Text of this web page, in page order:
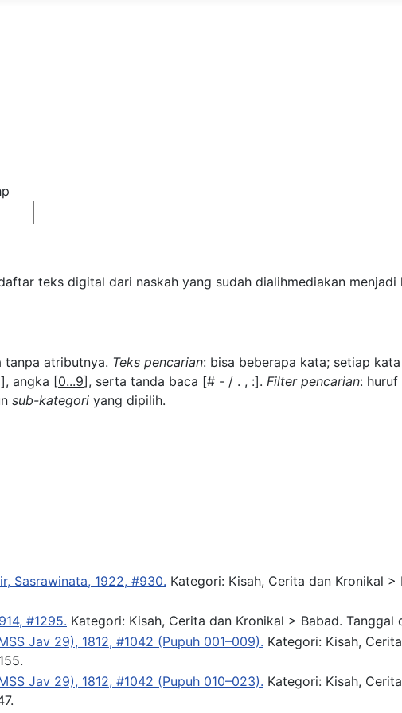
teks digital dari naskah yang sudah dialihmediakan
tanpa atributnya. Teks pencarian: bisa beberapa kata; setiap
angka [0...9], serta tanda baca [# - / . , :]. Filter pencarian:
sub-kategori yang dipilih.
Sasrawinata, 1922, #930. Kategori: Kisah, Cerita dan Kronikal >
#1295. Kategori: Kisah, Cerita dan Kronikal > Babad. Tanggal
Jav 29), 1812, #1042 (Pupuh 001–009). Kategori: Kisah,
Jav 29), 1812, #1042 (Pupuh 010–023). Kategori: Kisah,